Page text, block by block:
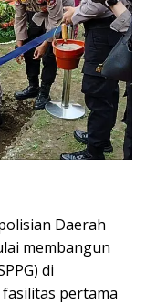
Daerah
membangun
di
pertama